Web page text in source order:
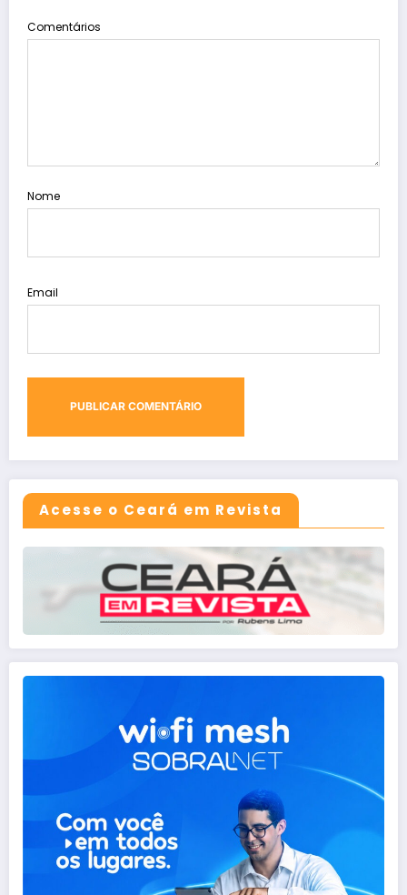
Comentários
Nome
Email
Acesse o Ceará em Revista